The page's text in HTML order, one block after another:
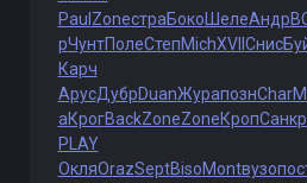
Paul ZoneстраБоко ШелеАндр
рЧунтПолеСтепMichXVII Снис
Карч
АрусДубрDuanЖурапознChar
аКрогBackZoneZoneКропСанк
PLAY
ОкляOrazSeptBisoMontвузо